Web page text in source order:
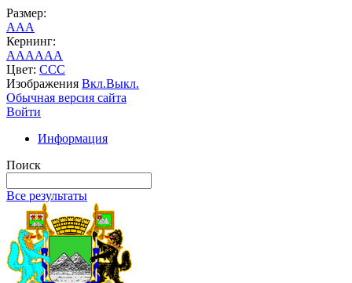
Размер:
AAA
Кернинг:
AAAAAA
Цвет: CCC
Изображения Вкл.Выкл.
Обычная версия сайта
Войти
Информация
Поиск
Все результаты